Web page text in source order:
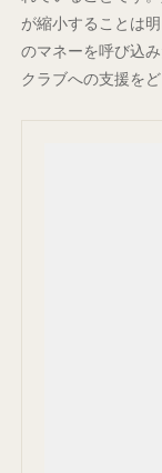
が縮小することは
のマネーを呼び込
クラブへの支援を